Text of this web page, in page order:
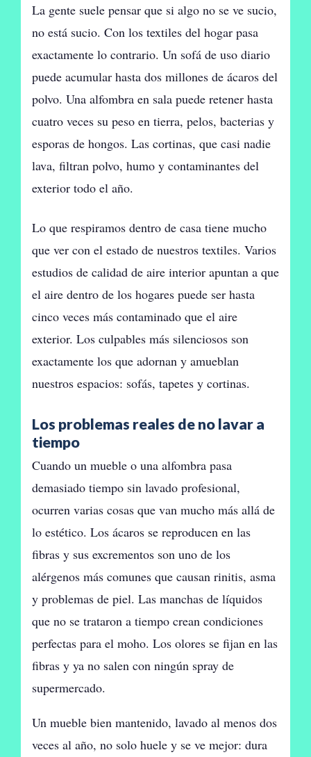
La gente suele pensar que si algo no se ve sucio,
no está sucio. Con los textiles del hogar pasa
exactamente lo contrario. Un sofá de uso diario
puede acumular hasta dos millones de ácaros del
polvo. Una alfombra en sala puede retener hasta
cuatro veces su peso en tierra, pelos, bacterias y
esporas de hongos. Las cortinas, que casi nadie
lava, filtran polvo, humo y contaminantes del
exterior todo el año.
Lo que respiramos dentro de casa tiene mucho
que ver con el estado de nuestros textiles. Varios
estudios de calidad de aire interior apuntan a que
el aire dentro de los hogares puede ser hasta
cinco veces más contaminado que el aire
exterior. Los culpables más silenciosos son
exactamente los que adornan y amueblan
nuestros espacios: sofás, tapetes y cortinas.
Los problemas reales de no lavar a
tiempo
Cuando un mueble o una alfombra pasa
demasiado tiempo sin lavado profesional,
ocurren varias cosas que van mucho más allá de
lo estético. Los ácaros se reproducen en las
fibras y sus excrementos son uno de los
alérgenos más comunes que causan rinitis, asma
y problemas de piel. Las manchas de líquidos
que no se trataron a tiempo crean condiciones
perfectas para el moho. Los olores se fijan en las
fibras y ya no salen con ningún spray de
supermercado.
Un mueble bien mantenido, lavado al menos dos
veces al año, no solo huele y se ve mejor: dura